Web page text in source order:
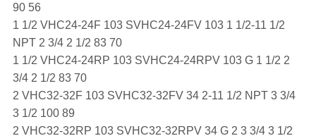
90 56
1 1/2 VHC24-24F 103 SVHC24-24FV 103 1 1/2-11 1/2
NPT 2 3/4 2 1/2 83 70
1 1/2 VHC24-24RP 103 SVHC24-24RPV 103 G 1 1/2 2
3/4 2 1/2 83 70
2 VHC32-32F 103 SVHC32-32FV 34 2-11 1/2 NPT 3 3/4
3 1/2 100 89
2 VHC32-32RP 103 SVHC32-32RPV 34 G 2 3 3/4 3 1/2